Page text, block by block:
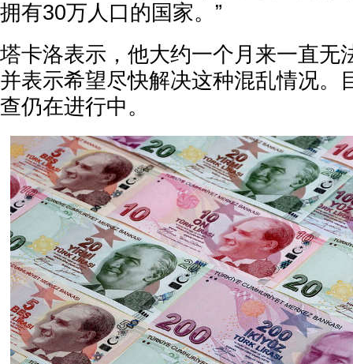
拥有30万人口的国家。”
塔卡洛表示，他大约一个月来一直无
并表示希望尽快解决这种混乱情况。
查仍在进行中。